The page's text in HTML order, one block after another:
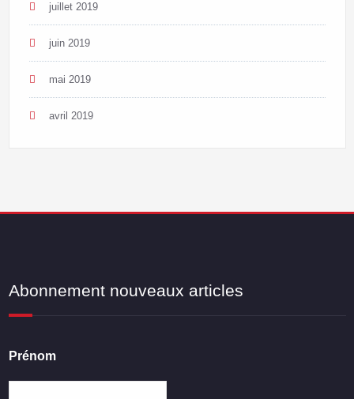
juillet 2019
juin 2019
mai 2019
avril 2019
Abonnement nouveaux articles
Prénom